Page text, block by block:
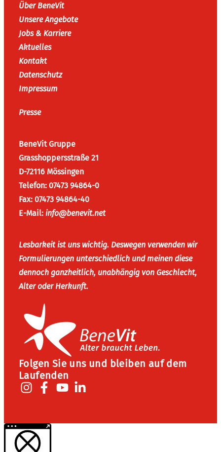
Über BeneVit
Unsere Angebote
Jobs & Karriere
Aktuelles
Kontakt
Datenschutz
Impressum
Presse
BeneVit Gruppe
Grasshoppersstraße 21
D-72116 Mössingen
Telefon: 07473 94864-0
Fax: 07473 94864-40
E-Mail: info@benevit.net
Lesbarkeit ist uns wichtig. Deswegen verwenden wir
Formulierungen unterschiedlich und meinen diese
dennoch ganzheitlich, unabhängig von Geschlecht,
Alter oder Herkunft.
Folgen Sie uns und bleiben auf dem
Laufenden
Weitere Informationen über den gesperrten Inhalt.